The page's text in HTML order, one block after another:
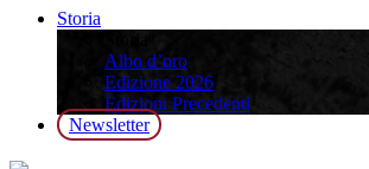
Storia
Albo d’oro
Edizione 2026
Edizioni Precedenti
Newsletter